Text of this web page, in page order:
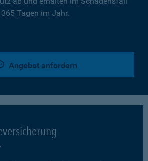
Tagen im Jahr.
Angebot anfordern